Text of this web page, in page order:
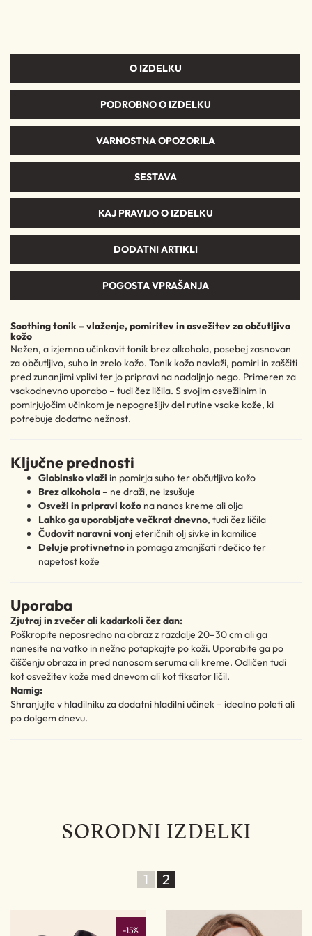
O IZDELKU
PODROBNO O IZDELKU
VARNOSTNA OPOZORILA
SESTAVA
KAJ PRAVIJO O IZDELKU
DODATNI ARTIKLI
POGOSTA VPRAŠANJA
Soothing tonik – vlaženje, pomiritev in osvežitev za občutljivo
kožo
Nežen, a izjemno učinkovit tonik brez alkohola, posebej zasnovan
za občutljivo, suho in zrelo kožo. Tonik kožo navlaži, pomiri in zaščiti
pred zunanjimi vplivi ter jo pripravi na nadaljnjo nego. Primeren za
vsakodnevno uporabo – tudi čez ličila. S svojim osvežilnim in
pomirjujočim učinkom je nepogrešljiv del rutine vsake kože, ki
potrebuje dodatno nežnost.
Ključne prednosti
Globinsko vlaži in pomirja suho ter občutljivo kožo
Brez alkohola – ne draži, ne izsušuje
Osveži in pripravi kožo na nanos kreme ali olja
Lahko ga uporabljate večkrat dnevno, tudi čez ličila
Čudovit naravni vonj eteričnih olj sivke in kamilice
Deluje protivnetnoin pomaga zmanjšati rdečico ter
napetost kože
Uporaba
Zjutraj in zvečer ali kadarkoli čez dan:
Poškropite neposredno na obraz z razdalje 20–30 cm ali ga
nanesite na vatko in nežno potapkajte po koži. Uporabite ga po
čiščenju obraza in pred nanosom seruma ali kreme. Odličen tudi
kot osvežitev kože med dnevom ali kot fiksator ličil.
Namig:
Shranjujte v hladilniku za dodatni hladilni učinek – idealno poleti ali
po dolgem dnevu.
SORODNI IZDELKI
1 2
-15%